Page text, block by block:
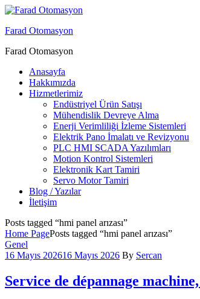
Menu
Farad Otomasyon
Farad Otomasyon
Anasayfa
Hakkımızda
Hizmetlerimiz
Endüstriyel Ürün Satışı
Mühendislik Devreye Alma
Enerji Verimliliği İzleme Sistemleri
Elektrik Pano İmalatı ve Revizyonu
PLC HMI SCADA Yazılımları
Motion Kontrol Sistemleri
Elektronik Kart Tamiri
Servo Motor Tamiri
Blog / Yazılar
İletişim
Posts tagged “hmi panel arızası”
Home PagePosts tagged “hmi panel arızası”
Categories
Genel
16 Mayıs 202616 Mayıs 2026 By Sercan
Service de dépannage